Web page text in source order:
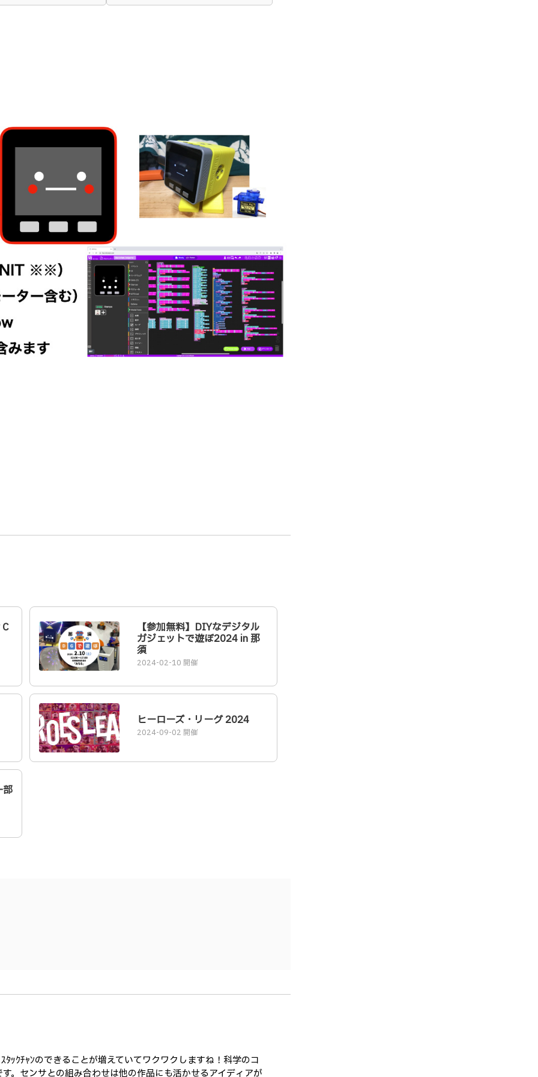
【参加無料】DIYなデジタル
ガジェットで遊ぼ2024 in 那
須
2024-02-10 開催
ヒーローズ・リーグ 2024
2024-09-02 開催
部
ｯｸﾁｬﾝのできることが増えていてワクワクしますね！科学のコ
。センサとの組み合わせは他の作品にも活かせるアイディアが